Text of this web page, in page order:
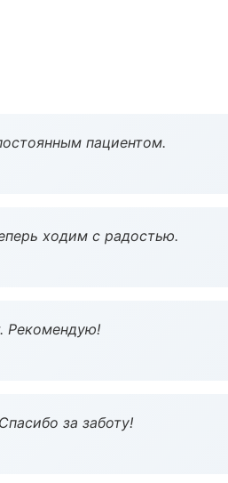
пациентом.
ходим с радостью.
Рекомендую!
за заботу!